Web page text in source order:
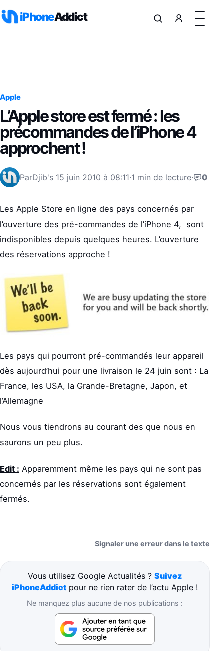
iPhoneAddict
Apple
L’Apple store est fermé : les
précommandes de l’iPhone 4
approchent !
ParDjib's 15 juin 2010 à 08:11·1 min de lecture· 0
Les Apple Store en ligne des pays concernés par
l’ouverture des pré-commandes de l’iPhone 4, sont
indisponibles depuis quelques heures. L’ouverture
des réservations approche !
Les pays qui pourront pré-commandés leur appareil
dès aujourd’hui pour une livraison le 24 juin sont : La
France, les USA, la Grande-Bretagne, Japon, et
l’Allemagne
Nous vous tiendrons au courant des que nous en
saurons un peu plus.
Edit : Apparemment même les pays qui ne sont pas
concernés par les réservations sont également
fermés.
Signaler une erreur dans le texte
Vous utilisez Google Actualités ? Suivez
iPhoneAddict pour ne rien rater de l’actu Apple !
Ne manquez plus aucune de nos publications :